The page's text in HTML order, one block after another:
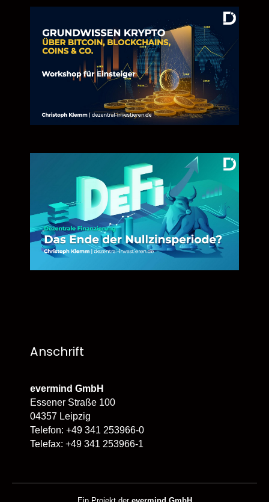
Anschrift
evermind GmbH
Essener Straße 100
04357 Leipzig
Telefon: +49 341 253966-0
Telefax: +49 341 253966-1